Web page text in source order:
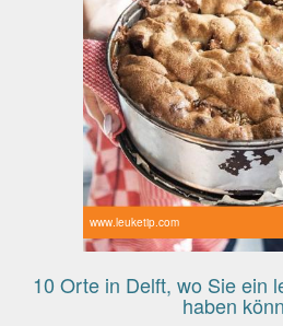
www.leuketip.com
10 Orte in Delft, wo Sie ein
haben